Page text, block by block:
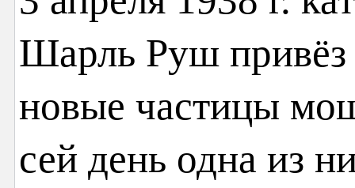
Шарль Руш
новые частицы
сей день одна из